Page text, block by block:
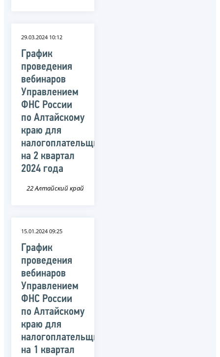
29.03.2024 10:12
График
проведения
вебинаров
Управлением
ФНС России
по Алтайскому
краю для
налогоплательщиков
на 2 квартал
2024 года
22 Алтайский край
15.01.2024 09:25
График
проведения
вебинаров
Управлением
ФНС России
по Алтайскому
краю для
налогоплательщиков
на 1 квартал